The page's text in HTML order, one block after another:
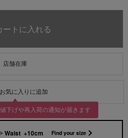
店舗在庫
お気に入りに追加
下げや再入荷の通知が届きます
Waist +10cm Find your size